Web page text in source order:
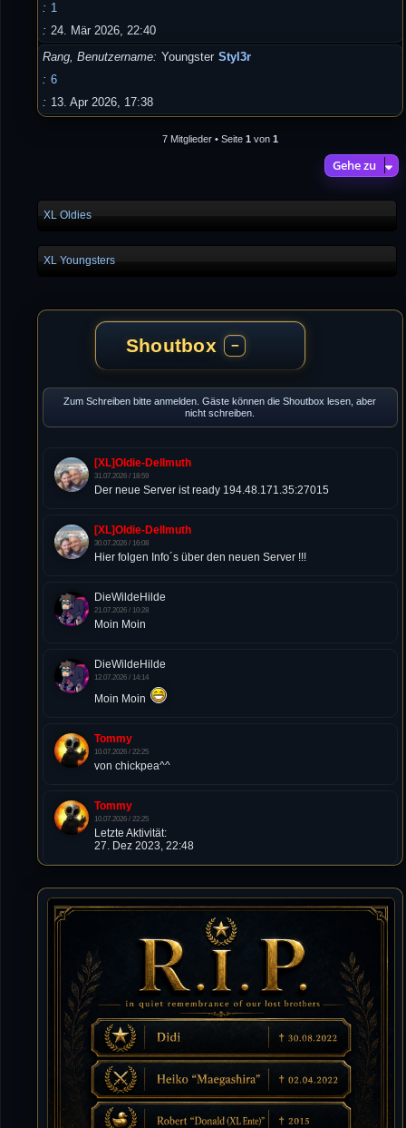
1
24. Mär 2026, 22:40
Rang, Benutzername Youngster Styl3r
6
13. Apr 2026, 17:38
7 Mitglieder • Seite 1 von 1
Gehe zu
XL Oldies
XL Youngsters
Shoutbox −
Zum Schreiben bitte anmelden. Gäste können die Shoutbox lesen, aber
nicht schreiben.
[XL]Oldie-Dellmuth
31.07.2026 / 18:59
Der neue Server ist ready 194.48.171.35:27015
[XL]Oldie-Dellmuth
30.07.2026 / 16:08
Hier folgen Info´s über den neuen Server !!!
DieWildeHilde
21.07.2026 / 10:28
Moin Moin
DieWildeHilde
12.07.2026 / 14:14
Moin Moin
Tommy
10.07.2026 / 22:25
von chickpea^^
Tommy
10.07.2026 / 22:25
Letzte Aktivität:
27. Dez 2023, 22:48
DieWildeHilde
10.07.2026 / 12:48
Happy Birthday Chickpea
DieWildeHilde
10.07.2026 / 10:08
Hallo meine Lieben!
Isimiyaki
10.07.2026 / 00:34
Alles gute chickpea
Mojochilla
02.07.2026 / 15:53